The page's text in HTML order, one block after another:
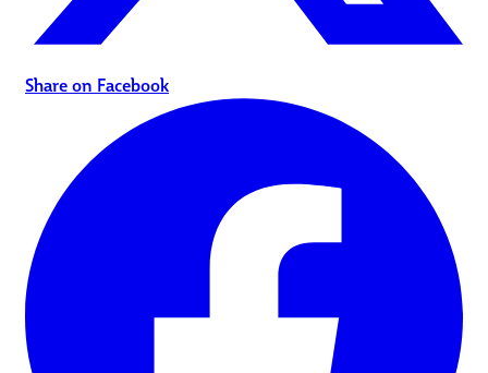
Share on Facebook